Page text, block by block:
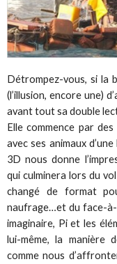
Détrompez-vous, si la
(l’illusion, encore une)
avant tout sa double
Elle commence par
avec ses animaux
3D nous donne
qui culminera lors du
changé de format
naufrage…et du face-
imaginaire, Pi et les
lui-même, la manière
comme nous